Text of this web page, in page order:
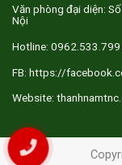
Văn phòng đại diện:
Nội
Hotline: 0962.533.799
FB: https://
Website: